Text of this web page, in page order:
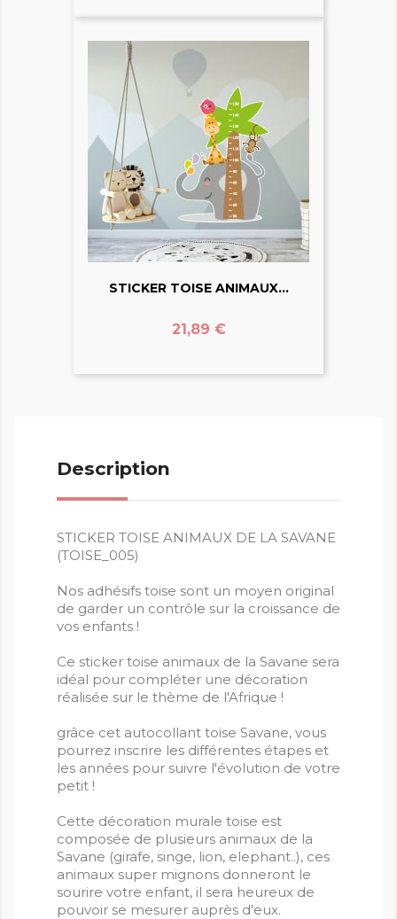
STICKER TOISE ANIMAUX...
Prix
21,89 €
Description
STICKER TOISE ANIMAUX DE LA SAVANE
(TOISE_005)
Nos adhésifs toise sont un moyen original
de garder un contrôle sur la croissance de
vos enfants !
Ce sticker toise animaux de la Savane sera
idéal pour compléter une décoration
réalisée sur le thème de l'Afrique !
grâce cet autocollant toise Savane, vous
pourrez inscrire les différentes étapes et
les années pour suivre l'évolution de votre
petit !
Cette décoration murale toise est
composée de plusieurs animaux de la
Savane (girafe, singe, lion, elephant..), ces
animaux super mignons donneront le
sourire votre enfant, il sera heureux de
pouvoir se mesurer auprès d'eux.